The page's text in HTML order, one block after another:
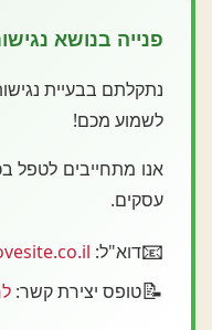
פנייה בנושא
נתקלתם בבעיית
לשמוע מכם!
עסקים.
📧דוא"ל:
📝טופס יצירת קשר: